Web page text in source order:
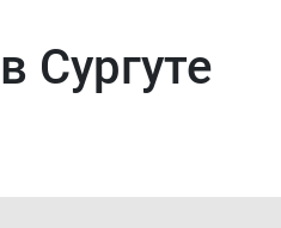
Сургуте